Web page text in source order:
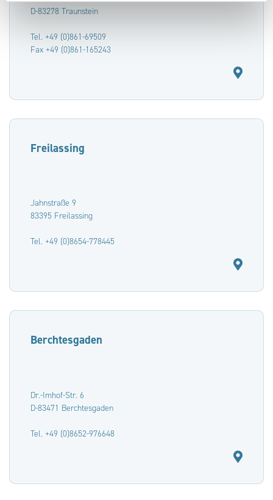
D-83278 Traunstein
Tel. +49 (0)861-69509
Fax +49 (0)861-165243
Freilassing
Jahnstraße 9
83395 Freilassing
Tel. +49 (0)8654-778445
Berchtesgaden
Dr.-Imhof-Str. 6
D-83471 Berchtesgaden
Tel. +49 (0)8652-976648